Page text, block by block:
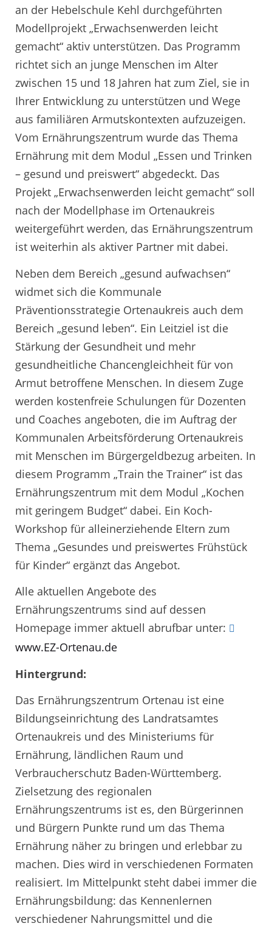
an der Hebelschule Kehl durchgeführten
Modellprojekt „Erwachsenwerden leicht
gemacht“ aktiv unterstützen. Das Programm
richtet sich an junge Menschen im Alter
zwischen 15 und 18 Jahren hat zum Ziel, sie in
Ihrer Entwicklung zu unterstützen und Wege
aus familiären Armutskontexten aufzuzeigen.
Vom Ernährungszentrum wurde das Thema
Ernährung mit dem Modul „Essen und Trinken
– gesund und preiswert“ abgedeckt. Das
Projekt „Erwachsenwerden leicht gemacht“ soll
nach der Modellphase im Ortenaukreis
weitergeführt werden, das Ernährungszentrum
ist weiterhin als aktiver Partner mit dabei.
Neben dem Bereich „gesund aufwachsen“
widmet sich die Kommunale
Präventionsstrategie Ortenaukreis auch dem
Bereich „gesund leben“. Ein Leitziel ist die
Stärkung der Gesundheit und mehr
gesundheitliche Chancengleichheit für von
Armut betroffene Menschen. In diesem Zuge
werden kostenfreie Schulungen für Dozenten
und Coaches angeboten, die im Auftrag der
Kommunalen Arbeitsförderung Ortenaukreis
mit Menschen im Bürgergeldbezug arbeiten. In
diesem Programm „Train the Trainer“ ist das
Ernährungszentrum mit dem Modul „Kochen
mit geringem Budget“ dabei. Ein Koch-
Workshop für alleinerziehende Eltern zum
Thema „Gesundes und preiswertes Frühstück
für Kinder“ ergänzt das Angebot.
Alle aktuellen Angebote des
Ernährungszentrums sind auf dessen
Homepage immer aktuell abrufbar unter:
www.EZ-Ortenau.de
Hintergrund:
Das Ernährungszentrum Ortenau ist eine
Bildungseinrichtung des Landratsamtes
Ortenaukreis und des Ministeriums für
Ernährung, ländlichen Raum und
Verbraucherschutz Baden-Württemberg.
Zielsetzung des regionalen
Ernährungszentrums ist es, den Bürgerinnen
und Bürgern Punkte rund um das Thema
Ernährung näher zu bringen und erlebbar zu
machen. Dies wird in verschiedenen Formaten
realisiert. Im Mittelpunkt steht dabei immer die
Ernährungsbildung: das Kennenlernen
verschiedener Nahrungsmittel und die